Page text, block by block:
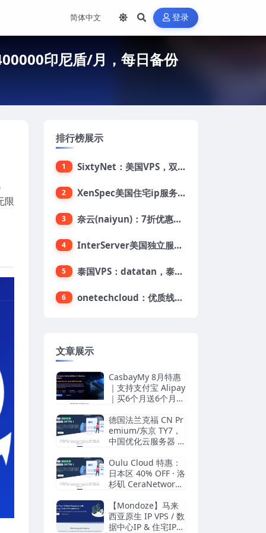
登录
印尼盾/月，每日备份
限
排行榜展示
1 SixtyNet：美国VPS，双ISP类住宅IP(AT&T)，CN2 GIA网络，超高DDoS防御，$14/月，2G内存/2核/40gSSD/5T流量/10Gbps带宽
2 XenSpec美国住宅ip服务器：美国家用ip/无限流量/10Gbps独享带宽/449美元/月起，支持支付宝
3 奈云(naiyun)：7折优惠，低至34元/月，洛杉矶/香港机房，三网CN2 GIA/CUII/高防保护，解锁Chatgpt/Tiktok
4 InterServer美国独立服务器：AMD RYZEN 3600X处理器，75美元/月，送40美元
5 泰国VPS：datatan，泰国不限流量VPS，$33/月，4G内存/3核/60gSSD
6 onetechcloud：优质线路，精品VPS低至28元，美国三网原生CN2 GIA（高防可选）、香港CN2、韩国CN2
文章展示
CasbayMy 8月特惠
｜支持支付宝 Alipay
｜买6个月送6个月｜
亚服务器｜100Mbp
s｜不限流量
德国法兰克福 CN Pr
emium/东京 TY7，
中国优化云服务器 6
Oulu Cloud 特惠：
日本区 40% OFF · 洛
杉矶 CeraNetworks
【Mondoze】马来
西亚原生 IP VPS / 数
据中心IP & 住宅IP双